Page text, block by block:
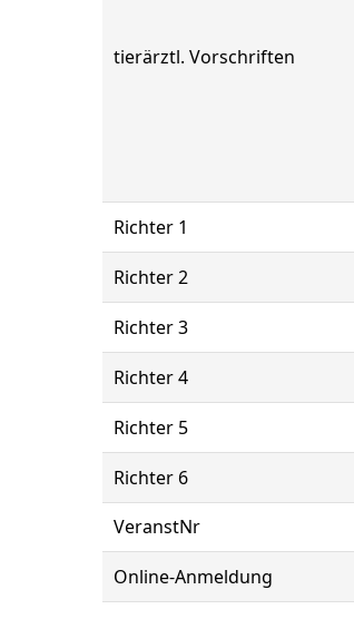
tierärztl. Vorschriften
Richter 1
Richter 2
Richter 3
Richter 4
Richter 5
Richter 6
VeranstNr
Online-Anmeldung